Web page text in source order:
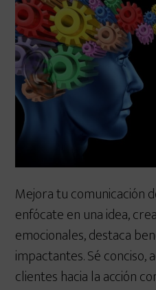
Mejora tu comunicación
enfócate en una idea,
emocionales, destaca
impactantes. Sé conciso,
clientes hacia la acción